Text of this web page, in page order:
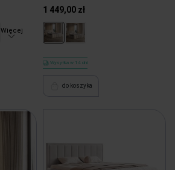
Więcej
1 449,00 zł
Wysyłka w 14 dni
do koszyka